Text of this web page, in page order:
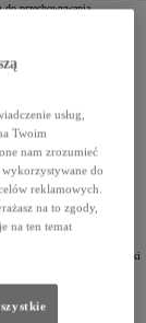
do przechowywania
ogromne zagrożenie
i parkowania aut
oraz innych obiektów
głosi, że w tego typu
wnętrz z
których powierzchnie
samochodu. W praktyce
w częściach
sanki, hulajnogi (także
i AGD, dokumenty czy puszki
do dezynfekcji po farby i
potrafią umieścić na nich
przedmiotów. Pół biedy,
z drewnem.
usług,
Twoim
nam zrozumieć
do
reklamowych.
na to zgody,
na ten temat